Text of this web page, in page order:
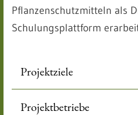
Pflanzenschutzmitteln als
Schulungsplattform
Projektziele
Projektbetriebe